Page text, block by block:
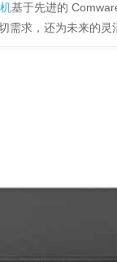
基于先进的
求，还为未来的灵